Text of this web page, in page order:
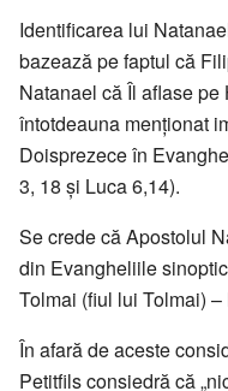
Identificarea lui
bazează pe faptul că
Natanael că Îl aflase
întotdeauna menționat
Doisprezece în
3, 18 și Luca 6,14).
Se crede că Apostolul
din Evangheliile
Tolmai (fiul lui Tolmai)
În afară de aceste
Petitfils consiedră că